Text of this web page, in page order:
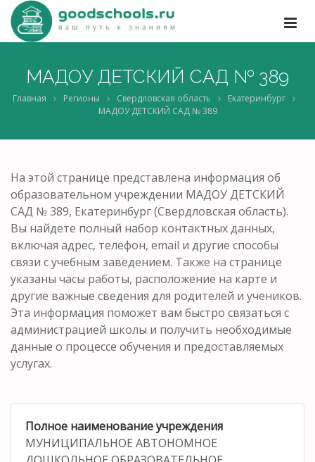
МАДОУ ДЕТСКИЙ САД № 389
Главная Регионы Свердловская область
Екатеринбург
МАДОУ ДЕТСКИЙ САД № 389
На этой странице представлена информация об
образовательном учреждении МАДОУ ДЕТСКИЙ
САД № 389, Екатеринбург (Свердловская область).
Вы найдете полный набор контактных данных,
включая адрес, телефон, email и другие способы
связи с учебным заведением. Также на странице
указаны часы работы, расположение на карте и
другие важные сведения для родителей и учеников.
Эта информация поможет вам быстро связаться с
администрацией школы и получить необходимые
данные о процессе обучения и предоставляемых
услугах.
Полное наименование учреждения
МУНИЦИПАЛЬНОЕ АВТОНОМНОЕ